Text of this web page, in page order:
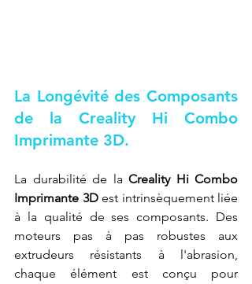
La Longévité des Composants
de la Creality Hi Combo
Imprimante 3D.
La durabilité de la Creality Hi Combo
Imprimante 3D est intrinsèquement liée
à la qualité de ses composants. Des
moteurs pas à pas robustes aux
extrudeurs résistants à l'abrasion,
chaque élément est conçu pour